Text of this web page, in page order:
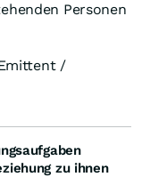
Personen
/
zu ihnen